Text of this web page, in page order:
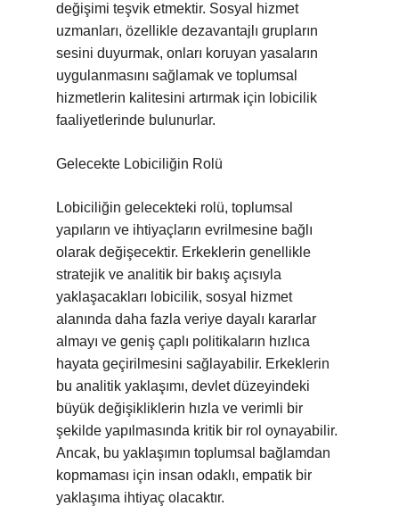
değişimi teşvik etmektir. Sosyal hizmet
uzmanları, özellikle dezavantajlı grupların
sesini duyurmak, onları koruyan yasaların
uygulanmasını sağlamak ve toplumsal
hizmetlerin kalitesini artırmak için lobicilik
faaliyetlerinde bulunurlar.
Gelecekte Lobiciliğin Rolü
Lobiciliğin gelecekteki rolü, toplumsal
yapıların ve ihtiyaçların evrilmesine bağlı
olarak değişecektir. Erkeklerin genellikle
stratejik ve analitik bir bakış açısıyla
yaklaşacakları lobicilik, sosyal hizmet
alanında daha fazla veriye dayalı kararlar
almayı ve geniş çaplı politikaların hızlıca
hayata geçirilmesini sağlayabilir. Erkeklerin
bu analitik yaklaşımı, devlet düzeyindeki
büyük değişikliklerin hızla ve verimli bir
şekilde yapılmasında kritik bir rol oynayabilir.
Ancak, bu yaklaşımın toplumsal bağlamdan
kopmaması için insan odaklı, empatik bir
yaklaşıma ihtiyaç olacaktır.